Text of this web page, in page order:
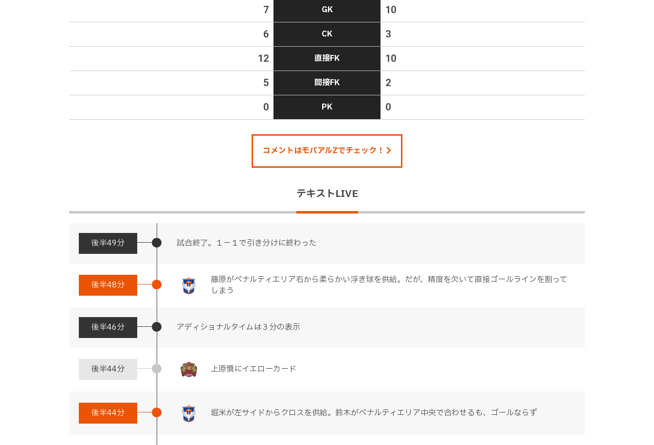
7 GK 10
6 CK 3
12 直接FK 10
5 間接FK 2
0 PK 0
コメントはモバアルZでチェック！
テキストLIVE
後半49分 試合終了。１－１で引き分けに終わった
後半48分
藤原がペナルティエリア右から柔らかい浮き球を供給。だが、精度を欠いて直接ゴールラインを割って
しまう
後半46分 アディショナルタイムは３分の表示
後半44分 上原慎にイエローカード
後半44分 堀米が左サイドからクロスを供給。鈴木がペナルティエリア中央で合わせるも、ゴールならず